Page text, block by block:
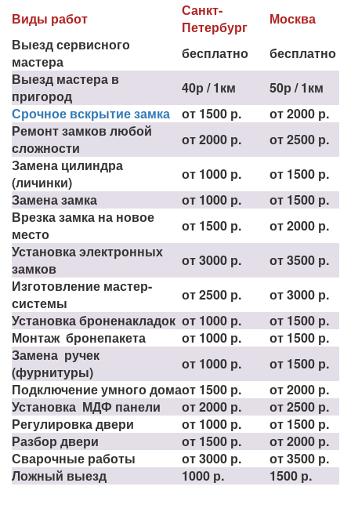
Виды работ
Санкт-
Петербург
Москва
Выезд сервисного
мастера
бесплатно
бесплатно
Выезд мастера в
пригород
40р / 1км
50р / 1км
Срочное вскрытие замка
от 1500 р.
от 2000 р.
Ремонт замков любой
сложности
от 2000 р.
от 2500 р.
Замена цилиндра
(личинки)
от 1000 р.
от 1500 р.
Замена замка
от 1000 р.
от 1500 р.
Врезка замка на новое
место
от 1500 р.
от 2000 р.
Установка электронных
замков
от 3000 р.
от 3500 р.
Изготовление мастер-
системы
от 2500 р.
от 3000 р.
Установка броненакладок от 1000 р.
от 1500 р.
Монтаж бронепакета
от 1000 р.
от 1500 р.
Замена ручек
(фурнитуры)
от 1000 р.
от 1500 р.
Подключение умного домаот 1500 р.
от 2000 р.
Установка МДФ панели
от 2000 р.
от 2500 р.
Регулировка двери
от 1000 р.
от 1500 р.
Разбор двери
от 1500 р.
от 2000 р.
Сварочные работы
от 3000 р.
от 3500 р.
Ложный выезд
1000 р. 1500 р.